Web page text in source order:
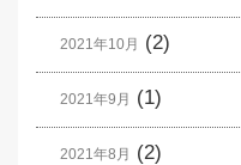
2021年10月 (2)
2021年9月 (1)
2021年8月 (2)